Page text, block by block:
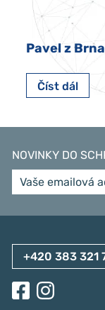
Pavel z
Číst dál
NOVINKY DO
+420 383 321